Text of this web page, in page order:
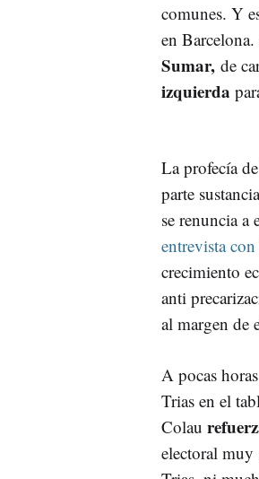
comunes. Y
en
Sumar, de
izquierda
La profecía
parte
se renuncia a
entrevista
crecimiento
anti
al margen de
A pocas
Trias en el
Colau
electoral muy